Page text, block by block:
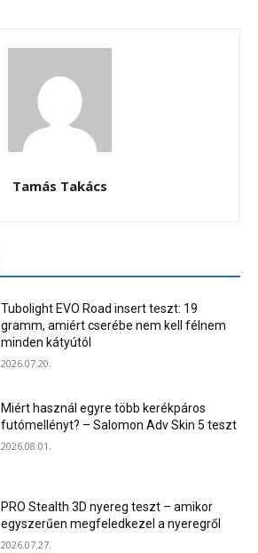
Tamás Takács
Tubolight EVO Road insert teszt: 19
gramm, amiért cserébe nem kell félnem
minden kátyútól
2026.07.20.
Miért használ egyre több kerékpáros
futómellényt? – Salomon Adv Skin 5 teszt
2026.08.01.
PRO Stealth 3D nyereg teszt – amikor
egyszerűen megfeledkezel a nyeregről
2026.07.27.